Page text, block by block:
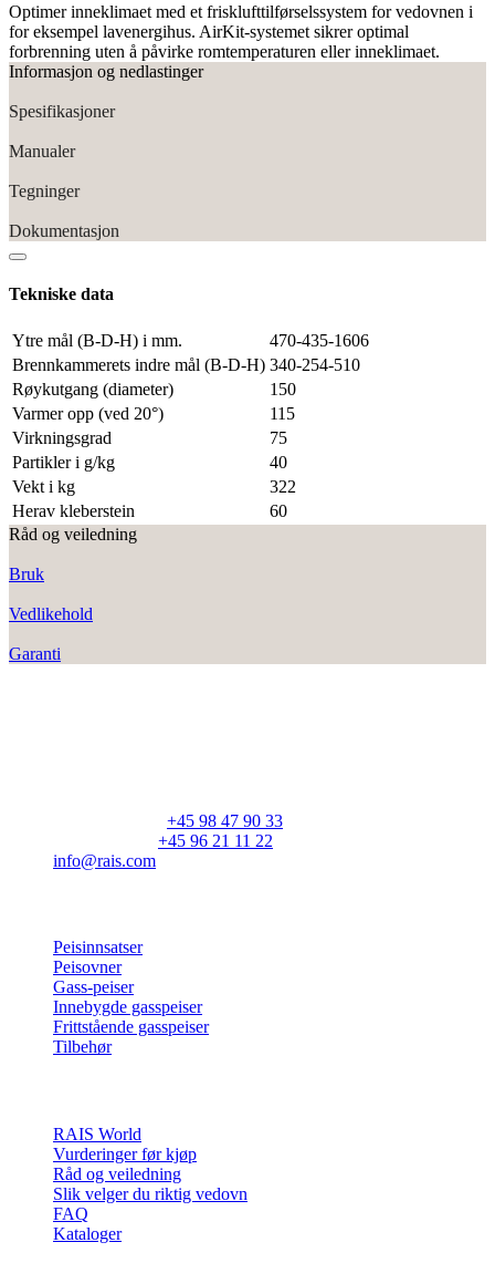
Optimer inneklimaet med et frisklufttilførselssystem for vedovnen i
for eksempel lavenergihus. AirKit-systemet sikrer optimal
forbrenning uten å påvirke romtemperaturen eller inneklimaet.
Informasjon og nedlastinger
Spesifikasjoner
Manualer
Tegninger
Dokumentasjon
Tekniske data
Ytre mål (B-D-H) i mm.
470-435-1606
Brennkammerets indre mål (B-D-H) 340-254-510
Røykutgang (diameter)
150
Varmer opp (ved 20°)
115
Virkningsgrad
75
Partikler i g/kg
40
Vekt i kg
322
Herav kleberstein
60
Råd og veiledning
Bruk
Vedlikehold
Garanti
+45 98 47 90 33
+45 96 21 11 22
info@rais.com
Peisinnsatser
Peisovner
Gass-peiser
Innebygde gasspeiser
Frittstående gasspeiser
Tilbehør
RAIS World
Vurderinger før kjøp
Råd og veiledning
Slik velger du riktig vedovn
FAQ
Kataloger